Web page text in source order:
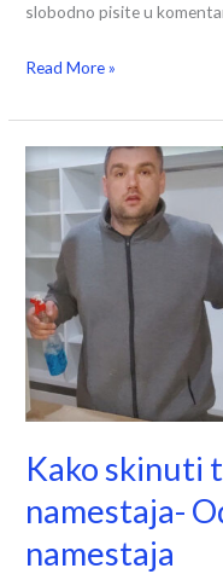
slobodno pisite u
Read More »
Kako skinuti
namestaja-
namestaja
Kako
skinuti
tragove
olovke
namestaja-
Odrzavanje
namestaja